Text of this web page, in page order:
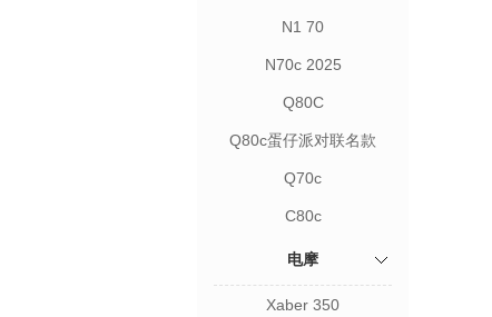
N1 70
N70c 2025
Q80C
Q80c蛋仔派对联名款
Q70c
C80c
电摩
Xaber 350